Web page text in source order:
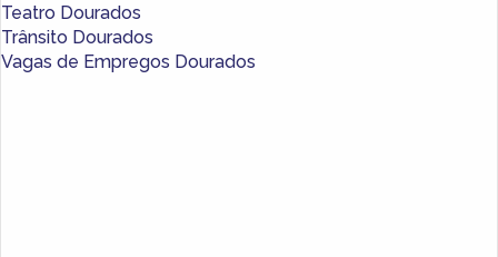
Teatro Dourados
Trânsito Dourados
Vagas de Empregos Dourados